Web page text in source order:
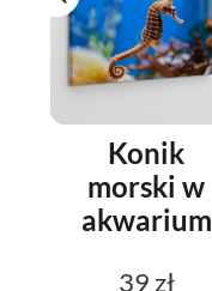
Konik
morski w
akwarium
39 zł